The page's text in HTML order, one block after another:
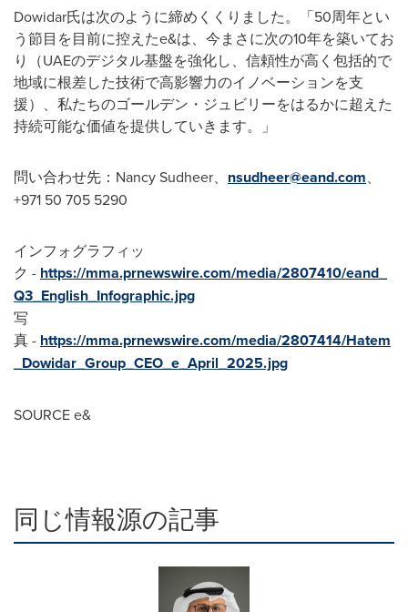
Dowidar氏は次のように締めくくりました。「50周年とい
う節目を目前に控えたe&は、今まさに次の10年を築いてお
り（UAEのデジタル基盤を強化し、信頼性が高く包括的で
地域に根差した技術で高影響力のイノベーションを支
援）、私たちのゴールデン・ジュビリーをはるかに超えた
持続可能な価値を提供していきます。」
問い合わせ先：Nancy Sudheer、 nsudheer@eand.com、
+971 50 705 5290
インフォグラフィッ
ク - https://mma.prnewswire.com/media/2807410/eand_
Q3_English_Infographic.jpg
写
真 - https://mma.prnewswire.com/media/2807414/Hatem
_Dowidar_Group_CEO_e_April_2025.jpg
SOURCE e&
同じ情報源の記事